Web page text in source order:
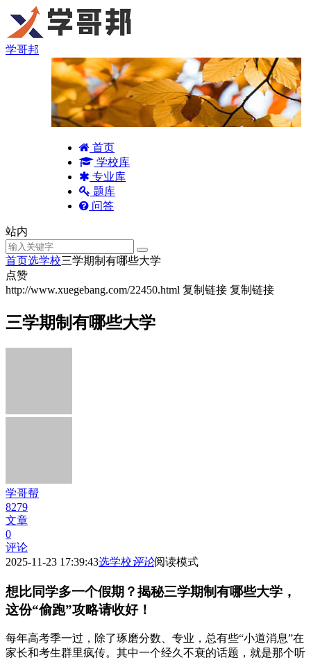
学哥邦
首页
学校库
专业库
题库
问答
站内
首页选学校三学期制有哪些大学
点赞
http://www.xuegebang.com/22450.html 复制链接 复制链接
三学期制有哪些大学
学哥帮
8279
文章
0
评论
2025-11-23 17:39:43选学校评论阅读模式
想比同学多一个假期？揭秘三学期制有哪些大学，
这份“偷跑”攻略请收好！
每年高考季一过，除了琢磨分数、专业，总有些“小道消息”在
家长和考生群里疯传。其中一个经久不衰的话题，就是那个听